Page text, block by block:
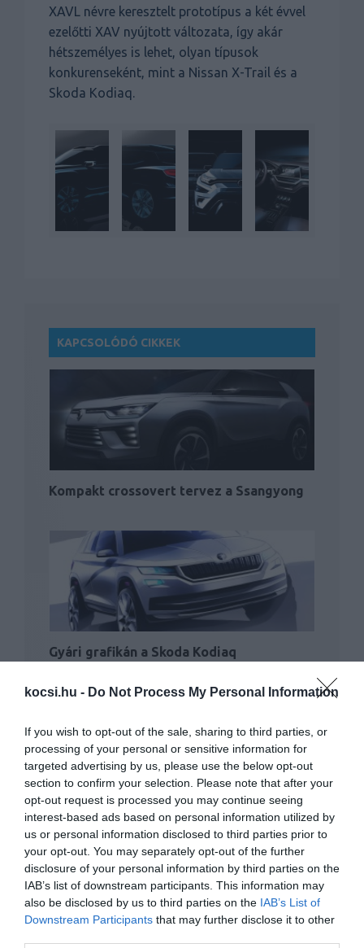
kocsi.hu - Do Not Process My Personal Information
If you wish to opt-out of the sale, sharing to third parties, or
processing of your personal or sensitive information for
targeted advertising by us, please use the below opt-out
section to confirm your selection. Please note that after your
opt-out request is processed you may continue seeing
interest-based ads based on personal information utilized by
us or personal information disclosed to third parties prior to
your opt-out. You may separately opt-out of the further
disclosure of your personal information by third parties on the
IAB’s list of downstream participants. This information may
also be disclosed by us to third parties on the IAB’s List of
Downstream Participants that may further disclose it to other
XAVL névre keresztelt prototípus a két évvel
ezelőtti XAV nyújtott változata, így akár
hétszemélyes is lehet, olyan típusok
konkurenseként, mint a Nissan X-Trail és a
Skoda Kodiaq.
KAPCSOLÓDÓ CIKKEK
Kompakt crossovert tervez a Ssangyong
Gyári grafikán a Skoda Kodiaq
Kis turbós motorral újul meg a SsangYong